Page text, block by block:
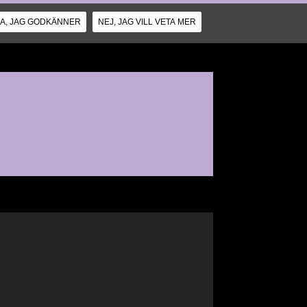
JAG GODKÄNNER NEJ, JAG VILL VETA MER